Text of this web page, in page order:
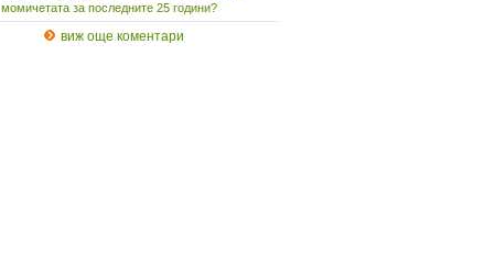
момичетата за последните 25 години?
виж още коментари